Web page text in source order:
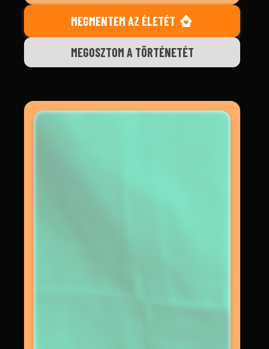
MEGMENTEM AZ ÉLETÉT
MEGOSZTOM A TÖRTÉNETÉT